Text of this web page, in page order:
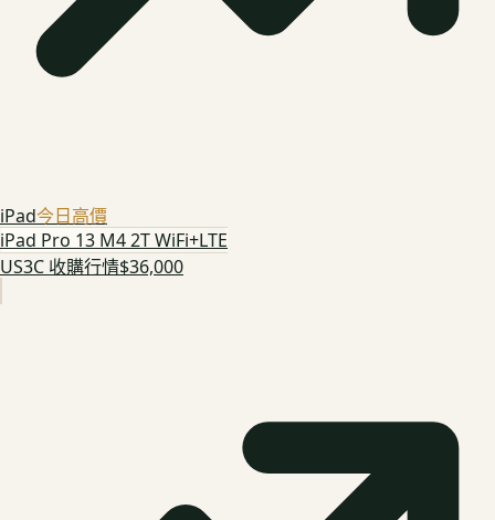
iPad今日高價
iPad Pro 13 M4 2T WiFi+LTE
US3C 收購行情$36,000